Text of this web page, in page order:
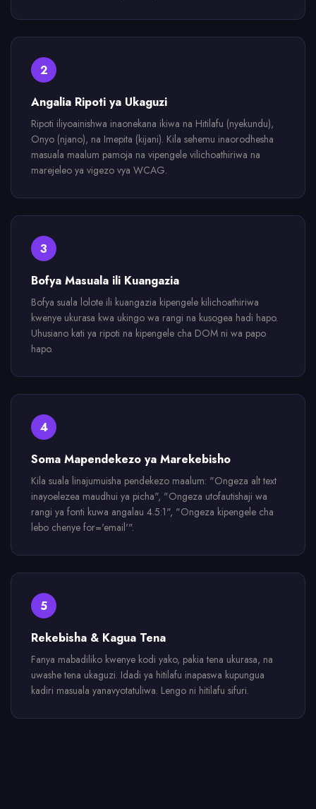
2
Angalia Ripoti ya Ukaguzi
Ripoti iliyoainishwa inaonekana ikiwa na Hitilafu (nyekundu),
Onyo (njano), na Imepita (kijani). Kila sehemu inaorodhesha
masuala maalum pamoja na vipengele vilichoathiriwa na
marejeleo ya vigezo vya WCAG.
3
Bofya Masuala ili Kuangazia
Bofya suala lolote ili kuangazia kipengele kilichoathiriwa
kwenye ukurasa kwa ukingo wa rangi na kusogea hadi hapo.
Uhusiano kati ya ripoti na kipengele cha DOM ni wa papo
hapo.
4
Soma Mapendekezo ya Marekebisho
Kila suala linajumuisha pendekezo maalum: "Ongeza alt text
inayoelezea maudhui ya picha", "Ongeza utofautishaji wa
rangi ya fonti kuwa angalau 4.5:1", "Ongeza kipengele cha
lebo chenye for='email'".
5
Rekebisha & Kagua Tena
Fanya mabadiliko kwenye kodi yako, pakia tena ukurasa, na
uwashe tena ukaguzi. Idadi ya hitilafu inapaswa kupungua
kadiri masuala yanavyotatuliwa. Lengo ni hitilafu sifuri.